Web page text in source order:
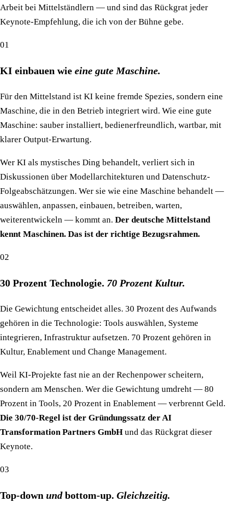
Arbeit bei Mittelständlern — und sind das Rückgrat jeder
Keynote-Empfehlung, die ich von der Bühne gebe.
01
KI einbauen wie eine gute Maschine.
Für den Mittelstand ist KI keine fremde Spezies, sondern eine
Maschine, die in den Betrieb integriert wird. Wie eine gute
Maschine: sauber installiert, bedienerfreundlich, wartbar, mit
klarer Output-Erwartung.
Wer KI als mystisches Ding behandelt, verliert sich in
Diskussionen über Modellarchitekturen und Datenschutz-
Folgeabschätzungen. Wer sie wie eine Maschine behandelt —
auswählen, anpassen, einbauen, betreiben, warten,
weiterentwickeln — kommt an. Der deutsche Mittelstand
kennt Maschinen. Das ist der richtige Bezugsrahmen.
02
30 Prozent Technologie. 70 Prozent Kultur.
Die Gewichtung entscheidet alles. 30 Prozent des Aufwands
gehören in die Technologie: Tools auswählen, Systeme
integrieren, Infrastruktur aufsetzen. 70 Prozent gehören in
Kultur, Enablement und Change Management.
Weil KI-Projekte fast nie an der Rechenpower scheitern,
sondern am Menschen. Wer die Gewichtung umdreht — 80
Prozent in Tools, 20 Prozent in Enablement — verbrennt Geld.
Die 30/70-Regel ist der Gründungssatz der AI
Transformation Partners GmbH und das Rückgrat dieser
Keynote.
03
Top-down undbottom-up. Gleichzeitig.